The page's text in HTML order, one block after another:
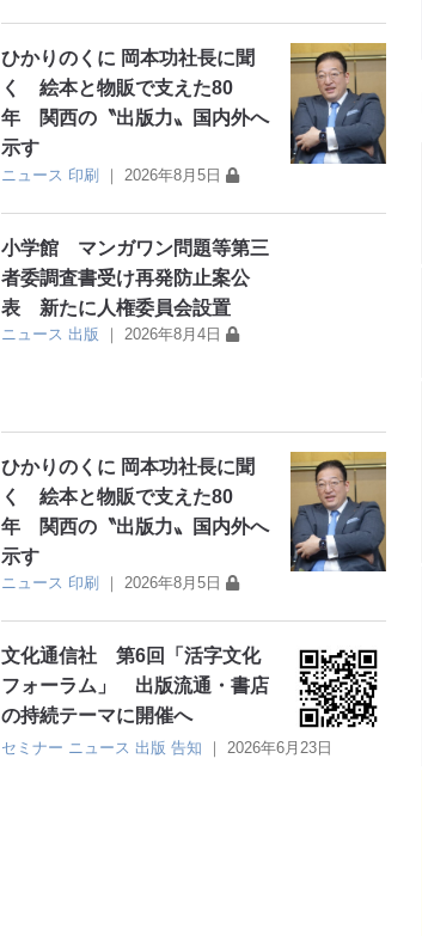
ひかりのくに 岡本功社長に聞
く 絵本と物販で支えた80
年 関西の〝出版力〟国内外へ
示す
ニュース 印刷 ｜ 2026年8月5日
小学館 マンガワン問題等第三
者委調査書受け再発防止案公
表 新たに人権委員会設置
ニュース 出版 ｜ 2026年8月4日
ひかりのくに 岡本功社長に聞
く 絵本と物販で支えた80
年 関西の〝出版力〟国内外へ
示す
ニュース 印刷 ｜ 2026年8月5日
文化通信社 第6回「活字文化
フォーラム」 出版流通・書店
の持続テーマに開催へ
セミナー ニュース 出版 告知 ｜ 2026年6月23日